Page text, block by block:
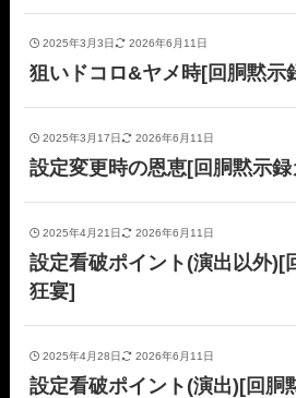
2025年3月3日 2026年6月11日
狙いドコロ&ヤメ時[回胴黙示
2025年3月17日 2026年6月11日
設定変更時の恩恵[回胴黙示録
2025年4月21日 2026年6月11日
設定看破ポイント(演出以外)[
狂宴]
2025年4月28日 2026年6月11日
設定看破ポイント(演出)[回胴